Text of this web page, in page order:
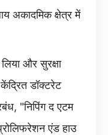
अकादमिक क्षेत्र में
और सुरक्षा
डॉक्टरेट
"निपिंग द एटम
एंड हाउ